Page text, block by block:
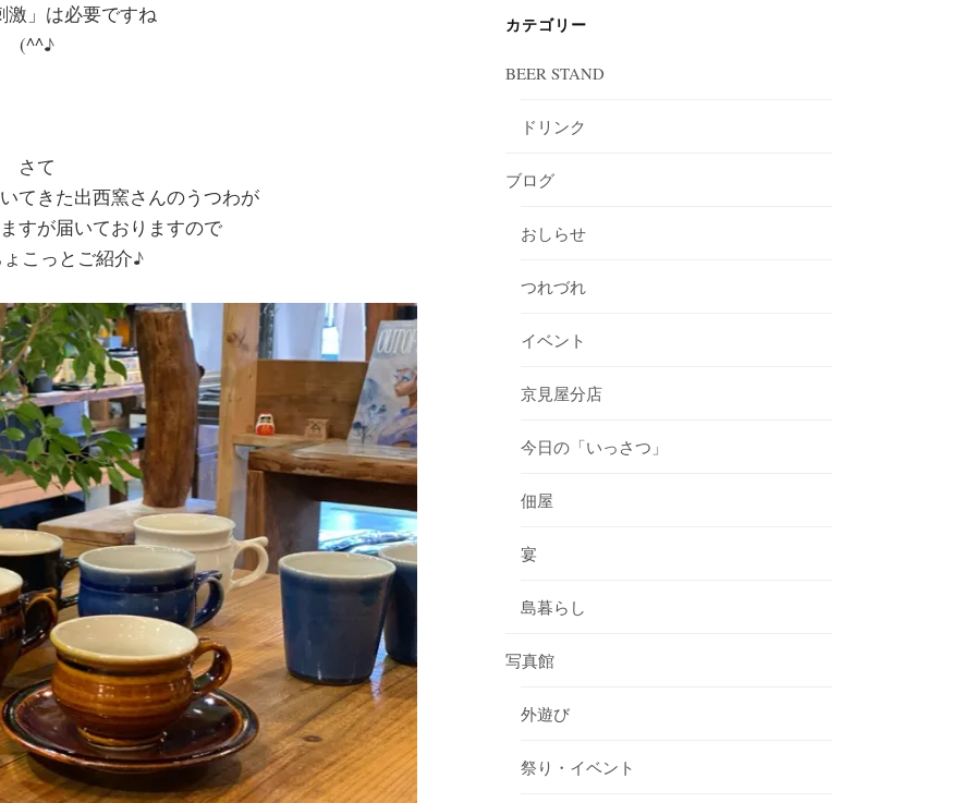
激」は必要ですね
(^^♪
さて
てきた出西窯さんのうつわが
すが届いておりますので
こっとご紹介♪
カテゴリー
BEER STAND
ドリンク
ブログ
おしらせ
つれづれ
イベント
京見屋分店
今日の「いっさつ」
佃屋
宴
島暮らし
写真館
外遊び
祭り・イベント